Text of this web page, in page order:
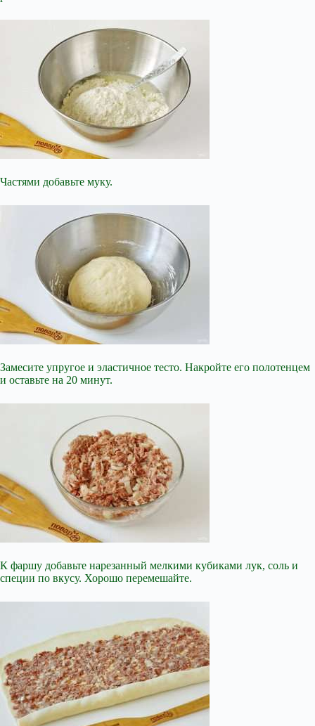
Частями добавьте муку.
Замесите упругое и эластичное тесто. Накройте его полотенцем
и оставьте на 20 минут.
К фаршу добавьте нарезанный мелкими кубиками лук, соль и
специи по вкусу. Хорошо перемешайте.